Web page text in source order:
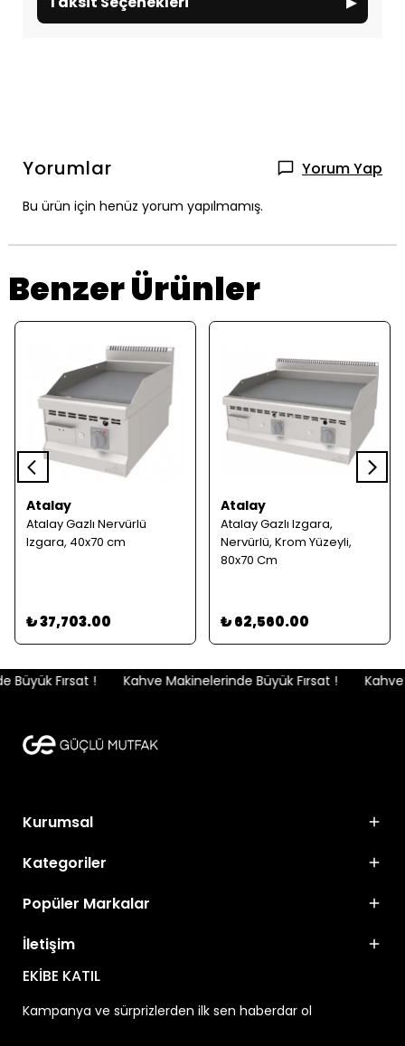
Yorumlar Yorum Yap
Bu ürün için henüz yorum yapılmamış.
Benzer Ürünler
Atalay
Atalay Gazlı Nervürlü
Izgara, 40x70 cm
₺ 37,703.00
Atalay
Atalay Gazlı Izgara,
Nervürlü, Krom Yüzeyli,
80x70 Cm
₺ 62,560.00
Fırsat ! Kahve Makinelerinde Büyük Fırsat ! Kahve
Kurumsal
Kategoriler
Popüler Markalar
İletişim
EKİBE KATIL
Kampanya ve sürprizlerden ilk sen haberdar ol